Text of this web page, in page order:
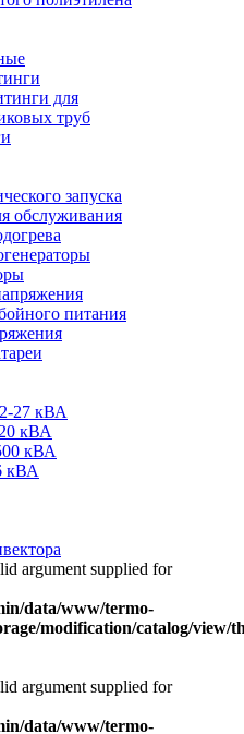
для
труб
запуска
обслуживания
питания
27 кВА
кВА
кВА
кВА
argument supplied for
data/www/termo-
modification/catalog/view/
argument supplied for
data/www/termo-